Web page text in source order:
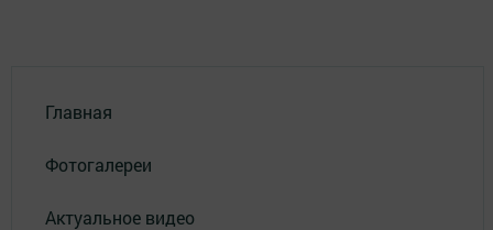
Главная
Фотогалереи
Актуальное видео